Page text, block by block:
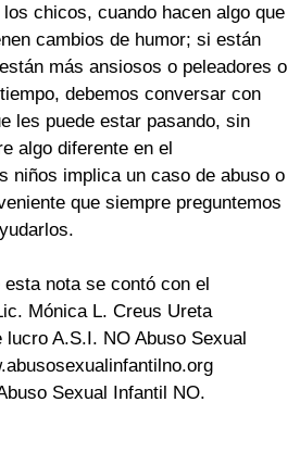
chicos, cuando hacen algo que
cambios de humor; si están
más ansiosos o peleadores o
debemos conversar con
les puede estar pasando, sin
algo diferente en el
niños implica un caso de abuso o
que siempre preguntemos
nota se contó con el
Mónica L. Creus Ureta
A.S.I. NO Abuso Sexual
Sexual Infantil NO.